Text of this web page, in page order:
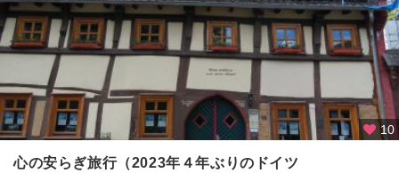
ス
ト
ー
レ
ダ
ル
10
心の安らぎ旅行（2023年４年ぶりのドイツ